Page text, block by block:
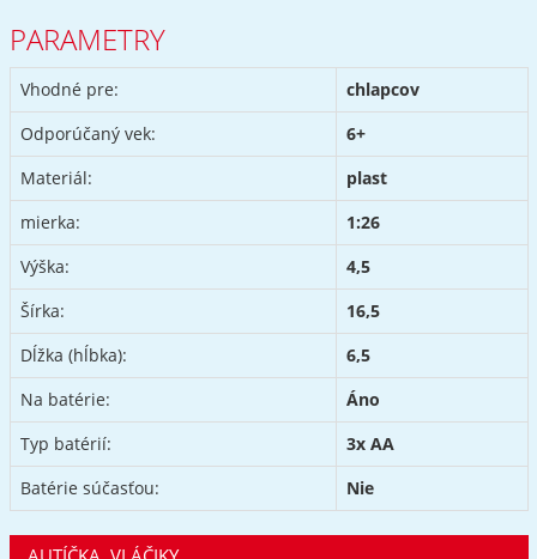
PARAMETRY
Vhodné pre:
chlapcov
Odporúčaný vek:
6+
Materiál:
plast
mierka:
1:26
Výška:
4,5
Šírka:
16,5
Dĺžka (hĺbka):
6,5
Na batérie:
Áno
Typ batérií:
3x AA
Batérie súčasťou:
Nie